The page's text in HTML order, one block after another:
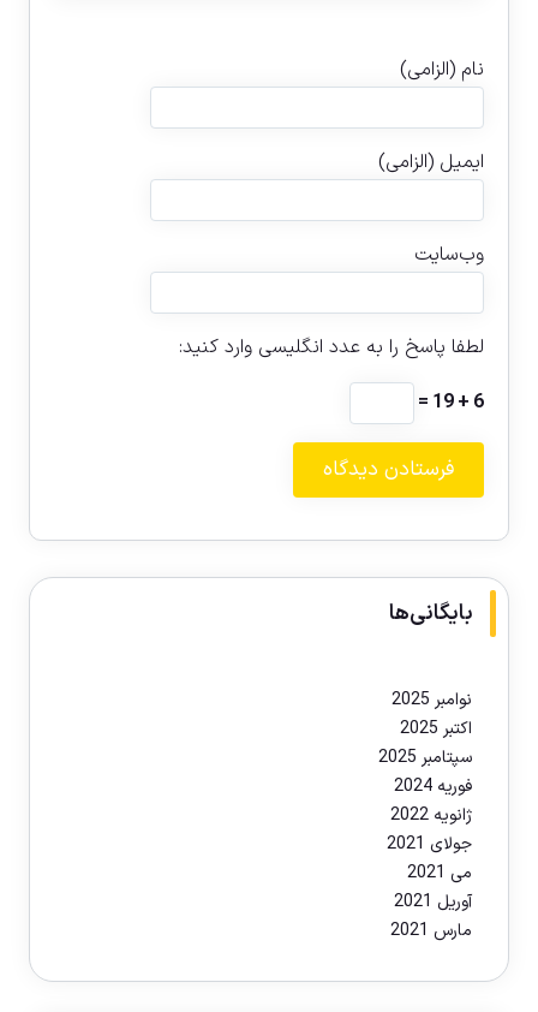
نام (الزامی)
ایمیل (الزامی)
وب‌سایت
لطفا پاسخ را به عدد انگلیسی وارد کنید:
6 + 19 =
بایگانی‌ها
نوامبر 2025
اکتبر 2025
سپتامبر 2025
فوریه 2024
ژانویه 2022
جولای 2021
می 2021
آوریل 2021
مارس 2021